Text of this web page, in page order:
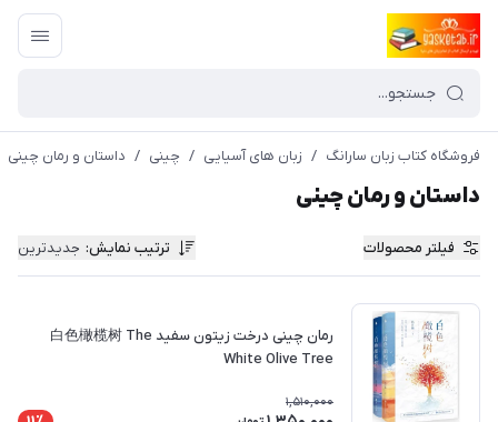
فروشگاه کتاب زبان سارانگ / زبان های آسیایی / چینی / داستان و رمان چینی
داستان و رمان چینی
فیلتر محصولات ترتیب نمایش: جدیدترین
رمان چینی درخت زیتون سفید 白色橄榄树 The
White Olive Tree
1,510,000